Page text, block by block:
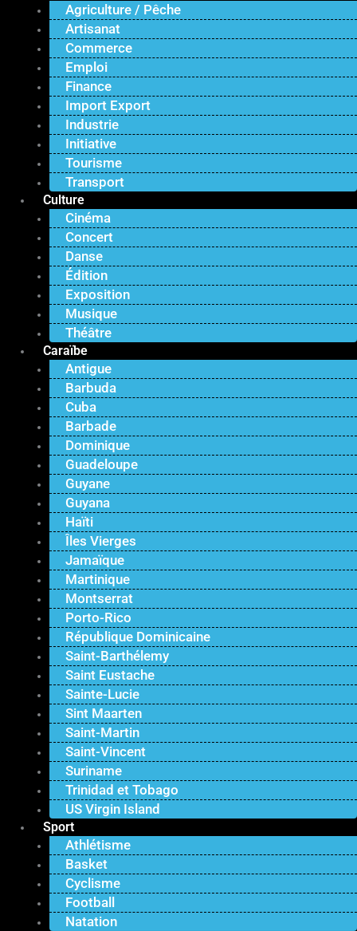
Agriculture / Pêche
Artisanat
Commerce
Emploi
Finance
Import Export
Industrie
Initiative
Tourisme
Transport
Culture
Cinéma
Concert
Danse
Édition
Exposition
Musique
Théâtre
Caraïbe
Antigue
Barbuda
Cuba
Barbade
Dominique
Guadeloupe
Guyane
Guyana
Haïti
Îles Vierges
Jamaïque
Martinique
Montserrat
Porto-Rico
République Dominicaine
Saint-Barthélemy
Saint Eustache
Sainte-Lucie
Sint Maarten
Saint-Martin
Saint-Vincent
Suriname
Trinidad et Tobago
US Virgin Island
Sport
Athlétisme
Basket
Cyclisme
Football
Natation